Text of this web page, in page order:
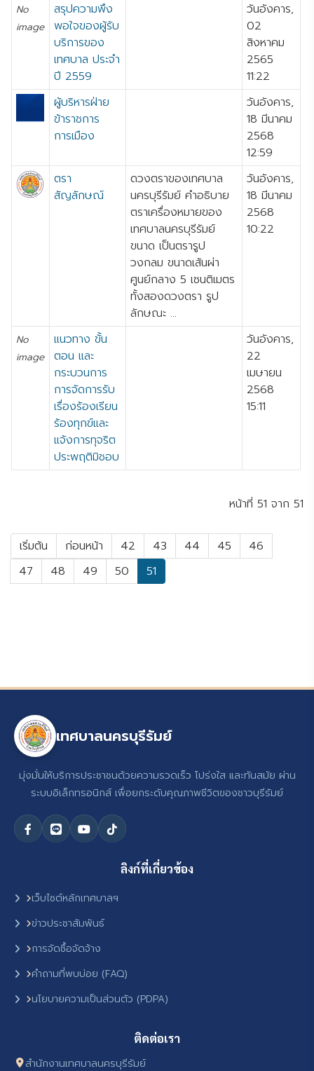
No
image
สรุปความพึง
พอใจของผู้รับ
บริการของ
เทศบาล ประจำ
ปี 2559
วันอังคาร,
02
สิงหาคม
2565
11:22
ผู้บริหารฝ่าย
ข้าราชการ
การเมือง
วันอังคาร,
18 มีนาคม
2568
12:59
ตรา
สัญลักษณ์
ดวงตราของเทศบาล
นครบุรีรัมย์ คำอธิบาย
ตราเครื่องหมายของ
เทศบาลนครบุรีรัมย์
ขนาด เป็นตรารูป
วงกลม ขนาดเส้นผ่า
ศูนย์กลาง 5 เซนติเมตร
ทั้งสองดวงตรา รูป
ลักษณะ ...
วันอังคาร,
18 มีนาคม
2568
10:22
No
image
แนวทาง ขั้น
ตอน และ
กระบวนการ
การจัดการรับ
เรื่องร้องเรียน
ร้องทุกข์และ
แจ้งการทุจริต
ประพฤติมิชอบ
วันอังคาร,
22
เมษายน
2568
15:11
หน้าที่ 51 จาก 51
เริ่มต้น ก่อนหน้า 42 43 44 45
46
47
48 49 50 51
เทศบาลนครบุรีรัมย์
มุ่งมั่นให้บริการประชาชนด้วยความรวดเร็ว โปร่งใส และทันสมัย ผ่าน
ระบบอิเล็กทรอนิกส์ เพื่อยกระดับคุณภาพชีวิตของชาวบุรีรัมย์
ลิงก์ที่เกี่ยวข้อง
เว็บไซต์หลักเทศบาลฯ
ข่าวประชาสัมพันธ์
การจัดซื้อจัดจ้าง
คำถามที่พบบ่อย (FAQ)
นโยบายความเป็นส่วนตัว (PDPA)
ติดต่อเรา
สำนักงานเทศบาลนครบุรีรัมย์